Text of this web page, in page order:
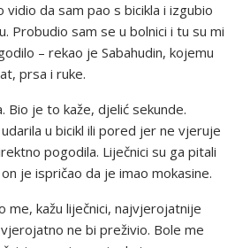
da sam pao s bicikla i izgubio
Probudio sam se u bolnici i tu su mi
– rekao je Sabahudin, kojemu
prsa i ruke.
Bio je to kaže, djelić sekunde.
u bicikl ili pored jer ne vjeruje
pogodila. Liječnici su ga pitali
je ispričao da je imao mokasine.
me, kažu liječnici, najvjerojatnije
ne bi preživio. Bole me